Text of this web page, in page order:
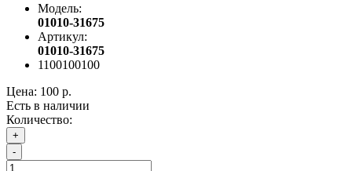
Модель:
01010-31675
Артикул:
01010-31675
1100100100
Цена: 100 р.
Есть в наличии
Количество:
+
-